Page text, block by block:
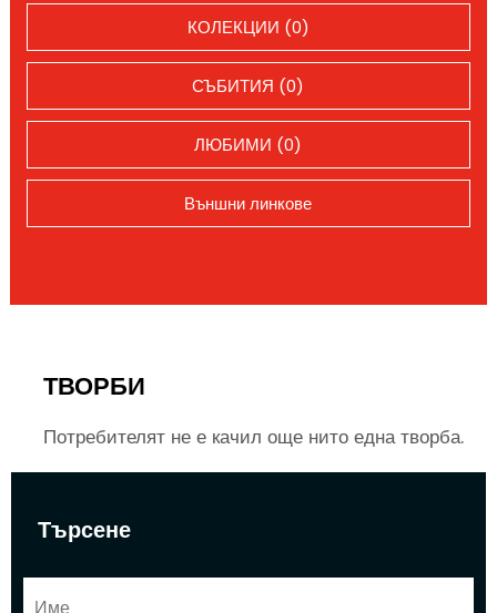
Търсене
КОЛЕКЦИИ (0)
СЪБИТИЯ (0)
ЛЮБИМИ (0)
Външни линкове
ТВОРБИ
Потребителят не е качил още нито една творба.